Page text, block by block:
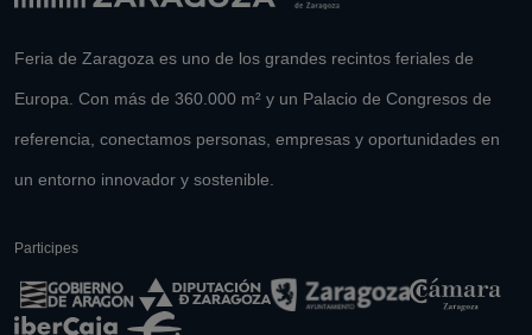
Feria de Zaragoza es uno de los grandes recintos feriales de
Europa. Con más de 360.000 m² y un Palacio de Congresos de
referencia, conectamos personas, empresas y oportunidades en
un entorno innovador y sostenible.
Participes